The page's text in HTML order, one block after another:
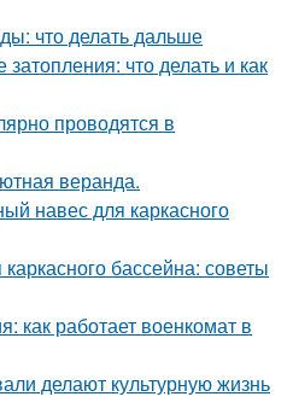
что делать дальше
что делать и как
проводятся в
веранда.
навес для каркасного
бассейна: советы
как работает военкомат в
делают культурную жизнь